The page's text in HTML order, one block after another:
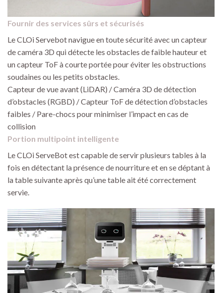
Fournir des services sûrs et sécurisés
Le CLOi Servebot navigue en toute sécurité avec un capteur
de caméra 3D qui détecte les obstacles de faible hauteur et
un capteur ToF à courte portée pour éviter les obstructions
soudaines ou les petits obstacles.
Capteur de vue avant (LiDAR) / Caméra 3D de détection
d’obstacles (RGBD) / Capteur ToF de détection d’obstacles
faibles / Pare-chocs pour minimiser l’impact en cas de
collision
Portion multipoint intelligente
Le CLOi ServeBot est capable de servir plusieurs tables à la
fois en détectant la présence de nourriture et en se déptant à
la table suivante après qu’une table ait été correctement
servie.